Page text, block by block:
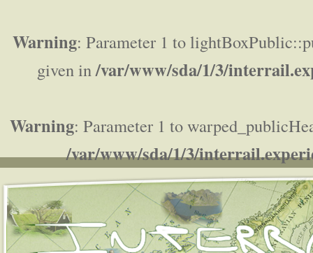
Warning: Parameter 1 to
given in/var/www/sda/1/3/
Warning: Parameter 1 to
/var/www/sda/1/3/